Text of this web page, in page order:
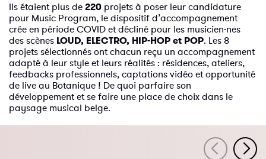
Ils étaient plus de 220 projets à poser leur candidature
pour Music Program, le dispositif d’accompagnement
crée en période COVID et décliné pour les musicien·nes
des scènes LOUD, ELECTRO, HIP-HOP et POP. Les 8
projets sélectionnés ont chacun reçu un accompagnement
adapté à leur style et leurs réalités : résidences, ateliers,
feedbacks professionnels, captations vidéo et opportunité
de live au Botanique ! De quoi parfaire son
développement et se faire une place de choix dans le
paysage musical belge.